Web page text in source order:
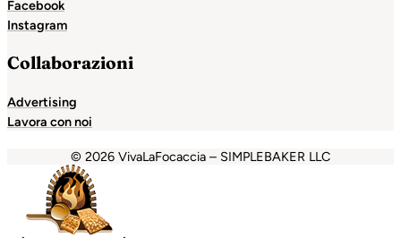
Facebook
Instagram
Collaborazioni
Advertising
Lavora con noi
© 2026 VivaLaFocaccia – SIMPLEBAKER LLC
Holiganbet